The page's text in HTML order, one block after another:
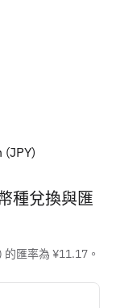
(JPY)
種兌換與匯
的匯率為 ¥11.17。